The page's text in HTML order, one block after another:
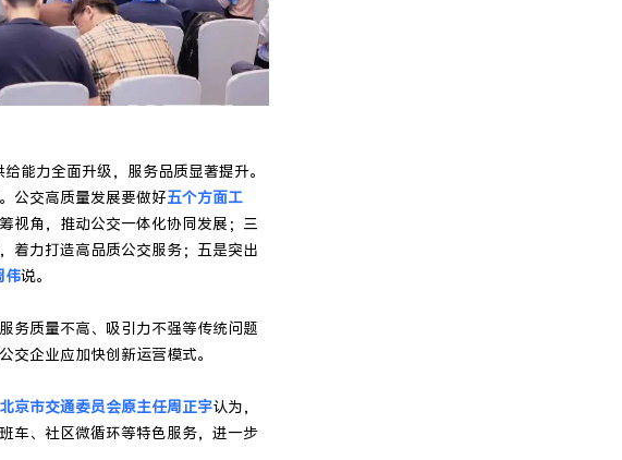
能力全面升级，服务品质显著提升。
公交高质量发展要做好五个方面工
视角，推动公交一体化协同发展；三
着力打造高品质公交服务；五是突出
伟说。
务质量不高、吸引力不强等传统问题
交企业应加快创新运营模式。
北京市交通委员会原主任周正宇认为，
车、社区微循环等特色服务，进一步